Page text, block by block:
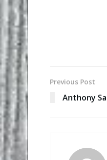
Previous Post
Anthony